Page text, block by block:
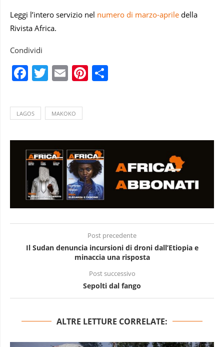
Leggi l’intero servizio nel numero di marzo-aprile della
Rivista Africa.
Condividi
Facebook
Twitter
EmailPinterest
LAGOS MAKOKO
Post precedente
Il Sudan denuncia incursioni di droni dall’Etiopia e
minaccia una risposta
Post successivo
Sepolti dal fango
ALTRE LETTURE CORRELATE: